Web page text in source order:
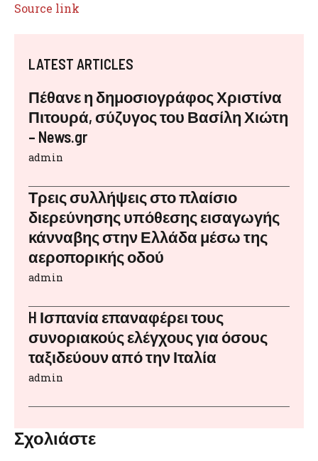
Source link
LATEST ARTICLES
Πέθανε η δημοσιογράφος Χριστίνα
Πιτουρά, σύζυγος του Βασίλη Χιώτη
– News.gr
admin
Τρεις συλλήψεις στο πλαίσιο
διερεύνησης υπόθεσης εισαγωγής
κάνναβης στην Ελλάδα μέσω της
αεροπορικής οδού
admin
H Ισπανία επαναφέρει τους
συνοριακούς ελέγχους για όσους
ταξιδεύουν από την Ιταλία
admin
Σχολιάστε